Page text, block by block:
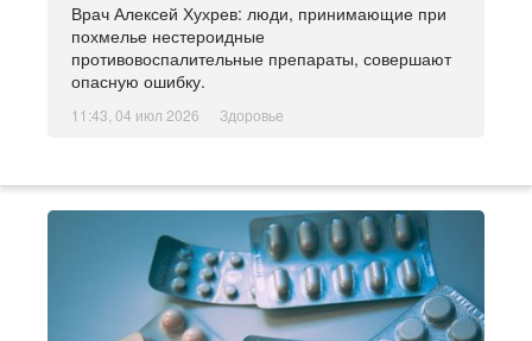
Врач Алексей Хухрев: люди, принимающие при
похмелье нестероидные
противовоспалительные препараты, совершают
опасную ошибку.
11:43, 04 июл 2026 Здоровье